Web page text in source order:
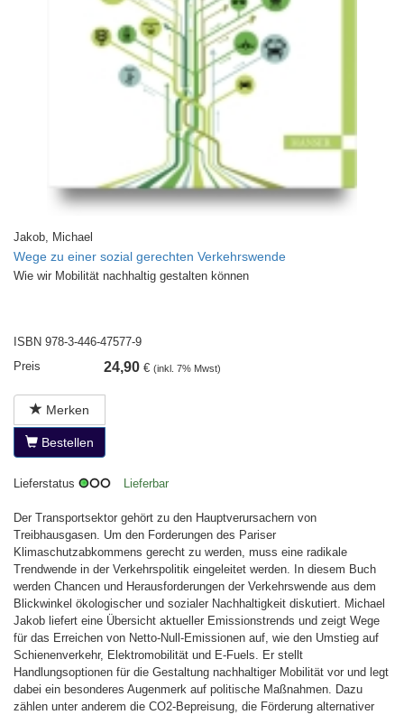
Jakob, Michael
Wege zu einer sozial gerechten Verkehrswende
Wie wir Mobilität nachhaltig gestalten können
ISBN 978-3-446-47577-9
Preis
24,90 € (inkl. 7% Mwst)
Merken
Bestellen
Lieferstatus Lieferbar
Der Transportsektor gehört zu den Hauptverursachern von
Treibhausgasen. Um den Forderungen des Pariser
Klimaschutzabkommens gerecht zu werden, muss eine radikale
Trendwende in der Verkehrspolitik eingeleitet werden. In diesem Buch
werden Chancen und Herausforderungen der Verkehrswende aus dem
Blickwinkel ökologischer und sozialer Nachhaltigkeit diskutiert. Michael
Jakob liefert eine Übersicht aktueller Emissionstrends und zeigt Wege
für das Erreichen von Netto-Null-Emissionen auf, wie den Umstieg auf
Schienenverkehr, Elektromobilität und E-Fuels. Er stellt
Handlungsoptionen für die Gestaltung nachhaltiger Mobilität vor und legt
dabei ein besonderes Augenmerk auf politische Maßnahmen. Dazu
zählen unter anderem die CO2-Bepreisung, die Förderung alternativer